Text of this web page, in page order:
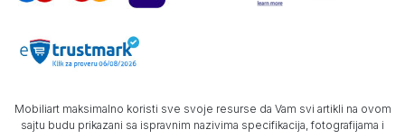
Mobiliart maksimalno koristi sve svoje resurse da Vam svi artikli na ovom
sajtu budu prikazani sa ispravnim nazivima specifikacija, fotografijama i